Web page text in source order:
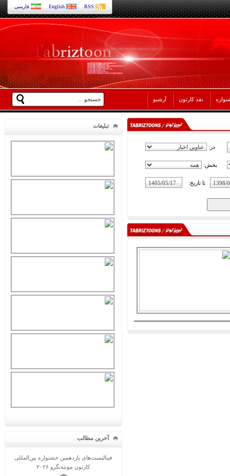
English RSS فارسی
نقد کارتون آرشیو
در:
بخش:
تا تاریخ:
تبلیغات
آخرین مطالب
فینالیست‌های یازدهمین جشنواره بین‌المللی
کارتون مونته‌نگرو ۲۰۲۶